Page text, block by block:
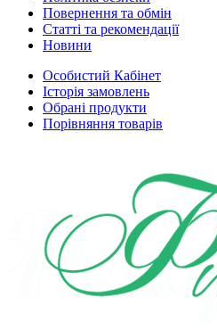
Повернення та обмін
Статті та рекомендації
Новини
Особистий Кабінет
Історія замовлень
Обрані продукти
Порівняння товарів